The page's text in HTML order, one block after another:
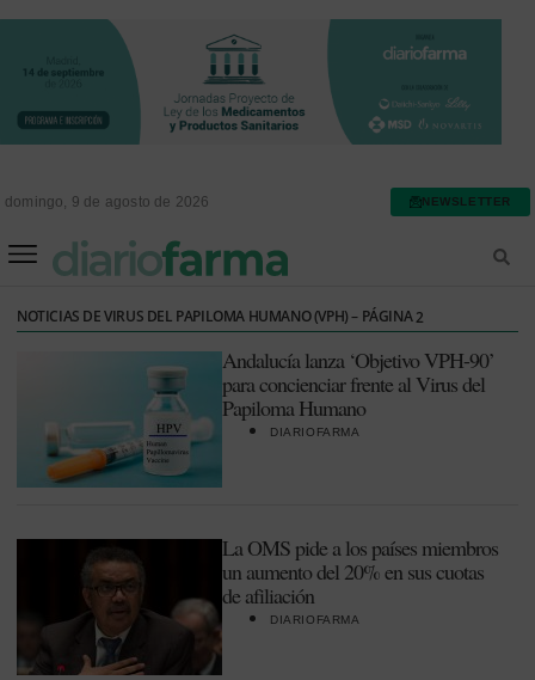
domingo, 9 de agosto de 2026 NEWSLETTER
NOTICIAS DE VIRUS DEL PAPILOMA HUMANO (VPH) – PÁGINA2
Andalucía lanza ‘Objetivo VPH-90’
para concienciar frente al Virus del
Papiloma Humano
DIARIOFARMA
La OMS pide a los países miembros
un aumento del 20% en sus cuotas
de afiliación
DIARIOFARMA